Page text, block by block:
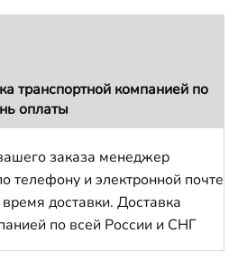
транспортной компанией по
оплаты
заказа менеджер
телефону и электронной почте
доставки. Доставка
по всей России и СНГ